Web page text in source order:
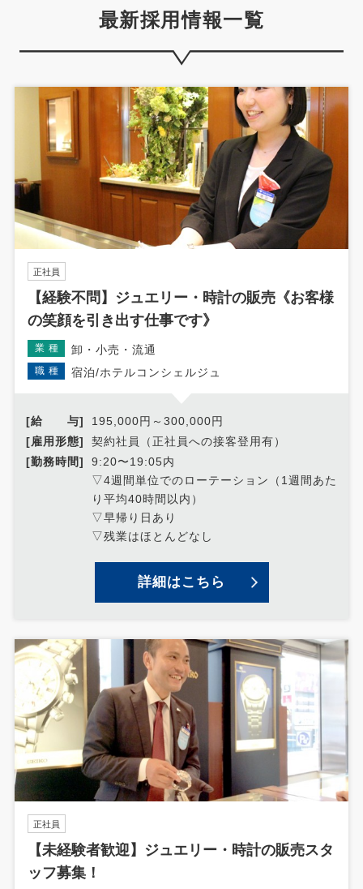
最新採用情報一覧
正社員
【経験不問】ジュエリー・時計の販売《お客様
の笑顔を引き出す仕事です》
業種 卸・小売・流通
職種 宿泊/ホテルコンシェルジュ
[給 与]
195,000円～300,000円
[雇用形態]
契約社員（正社員への接客登用有）
[勤務時間]
9:20〜19:05内
▽4週間単位でのローテーション（1週間あた
り平均40時間以内）
▽早帰り日あり
▽残業はほとんどなし
詳細はこちら
正社員
【未経験者歓迎】ジュエリー・時計の販売スタ
ッフ募集！